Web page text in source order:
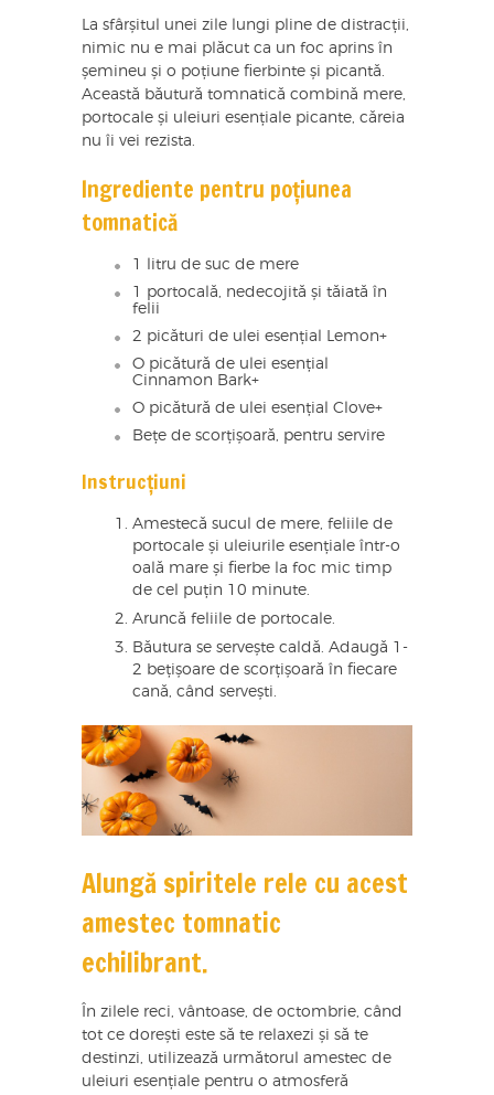
La sfârșitul unei zile lungi pline de distracții,
nimic nu e mai plăcut ca un foc aprins în
șemineu și o poțiune fierbinte și picantă.
Această băutură tomnatică combină mere,
portocale și uleiuri esențiale picante, căreia
nu îi vei rezista.
Ingrediente pentru poțiunea
tomnatică
1 litru de suc de mere
1 portocală, nedecojită și tăiată în
felii
2 picături de ulei esențial Lemon+
O picătură de ulei esențial
Cinnamon Bark+
O picătură de ulei esențial Clove+
Bețe de scorțișoară, pentru servire
Instrucțiuni
Amestecă sucul de mere, feliile de
portocale și uleiurile esențiale într-o
oală mare și fierbe la foc mic timp
de cel puțin 10 minute.
Aruncă feliile de portocale.
Băutura se servește caldă. Adaugă 1-
2 bețișoare de scorțișoară în fiecare
cană, când servești.
Alungă spiritele rele cu acest
amestec tomnatic
echilibrant.
În zilele reci, vântoase, de octombrie, când
tot ce dorești este să te relaxezi și să te
destinzi, utilizează următorul amestec de
uleiuri esențiale pentru o atmosferă